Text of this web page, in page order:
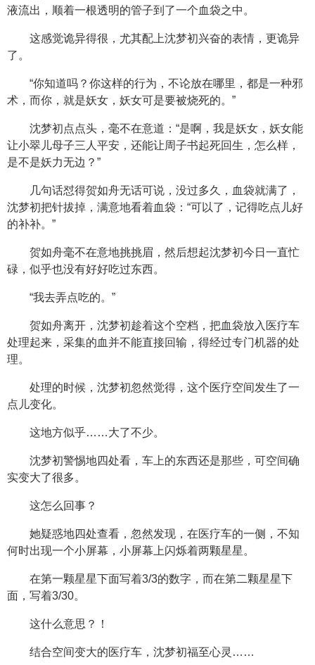
液流出，顺着一根透明的管子到了一个血袋之中。
这感觉诡异得很，尤其配上沈梦初兴奋的表情，更诡异
了。
“你知道吗？你这样的行为，不论放在哪里，都是一种邪
术，而你，就是妖女，妖女可是要被烧死的。”
沈梦初点点头，毫不在意道：“是啊，我是妖女，妖女能
让小翠儿母子三人平安，还能让周子书起死回生，怎么样，
是不是妖力无边？”
几句话怼得贺如舟无话可说，没过多久，血袋就满了，
沈梦初把针拔掉，满意地看着血袋：“可以了，记得吃点儿好
的补补。”
贺如舟毫不在意地挑挑眉，然后想起沈梦初今日一直忙
碌，似乎也没有好好吃过东西。
“我去弄点吃的。”
贺如舟离开，沈梦初趁着这个空档，把血袋放入医疗车
处理起来，采集的血并不能直接回输，得经过专门机器的处
理。
处理的时候，沈梦初忽然觉得，这个医疗空间发生了一
点儿变化。
这地方似乎……大了不少。
沈梦初警惕地四处看，车上的东西还是那些，可空间确
实变大了很多。
这怎么回事？
她疑惑地四处查看，忽然发现，在医疗车的一侧，不知
何时出现一个小屏幕，小屏幕上闪烁着两颗星星。
在第一颗星星下面写着3/3的数字，而在第二颗星星下
面，写着3/30。
这什么意思？！
结合空间变大的医疗车，沈梦初福至心灵……